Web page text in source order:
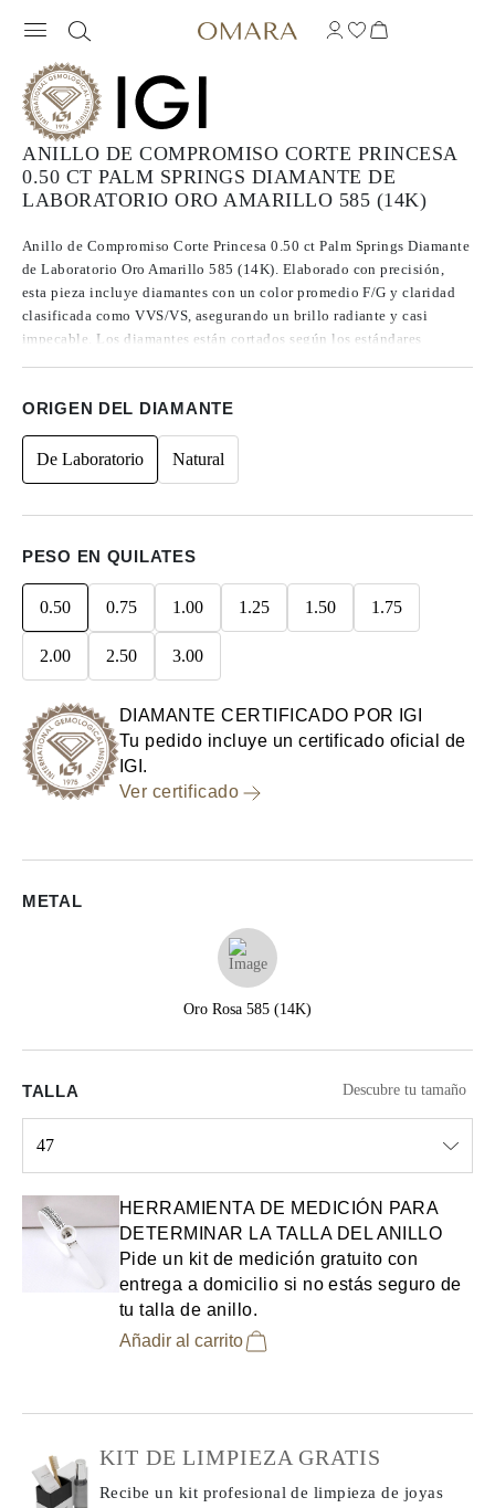
ANILLO DE COMPROMISO CORTE PRINCESA
0.50 CT PALM SPRINGS DIAMANTE DE
LABORATORIO ORO AMARILLO 585 (14K)
Anillo de Compromiso Corte Princesa 0.50 ct Palm Springs Diamante
de Laboratorio Oro Amarillo 585 (14K). Elaborado con precisión,
esta pieza incluye diamantes con un color promedio F/G y claridad
clasificada como VVS/VS, asegurando un brillo radiante y casi
impecable. Los diamantes están cortados según los estándares
excepcional, y no presentan fluorescencia.
ORIGEN DEL DIAMANTE
De Laboratorio Natural
PESO EN QUILATES
0.50 0.75 1.00 1.25 1.50 1.75
2.00 2.50 3.00
DIAMANTE CERTIFICADO POR IGI
Tu pedido incluye un certificado oficial de
IGI.
Ver certificado
METAL
Oro Rosa 585 (14K)
TALLA Descubre tu tamaño
47
HERRAMIENTA DE MEDICIÓN PARA
DETERMINAR LA TALLA DEL ANILLO
Pide un kit de medición gratuito con
entrega a domicilio si no estás seguro de
tu talla de anillo.
Añadir al carrito
KIT DE LIMPIEZA GRATIS
Recibe un kit profesional de limpieza de joyas